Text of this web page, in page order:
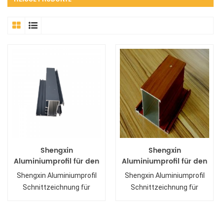
Shengxin
Aluminiumprofil für den
Libanon
Shengxin Aluminiumprofil
Schnittzeichnung für
Shengxin
Aluminiumprofil für den
Libanon
Shengxin Aluminiumprofil
Schnittzeichnung für